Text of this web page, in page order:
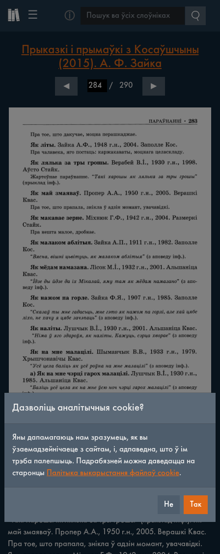
☰ ⓘ
Прыказкі і прымаўкі з Косаўшчыны
(2015). А. Ф. Зайка
◀ / 290 ▶
ПАРАЎНАННІ 283 Пра тое, што дакучае, моцна
перашкаджае. Як літы. Зайка А.Ф., 1948 г.н., 2004.
моцнага целаскладу. Як лялька за тры грошы. Верабей В.І.,
1930 г.н., 1998. Аўсто Стайк. Жартоўнае параўнанне.
май змаяваў. Пропер А.А., 1950 г.н., 2005. Верашкі Квас.
Пра тое, што прапала, знікла ў адзін момант, увачавідкі.
Дазволіць аналітычныя cookie?
Яны дапамагаюць нам зразумець, як вы
ўзаемадзейнічаеце з сайтам, і, адпаведна, што ў ім
трэба палепшыць. Падрабязней можна даведацца на
старонцы
Палітыка выкарыстання файлаў cookie.
Не Так